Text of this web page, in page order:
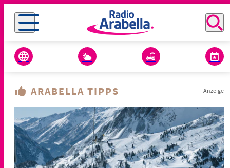
ARABELLA TIPPS Anzeige